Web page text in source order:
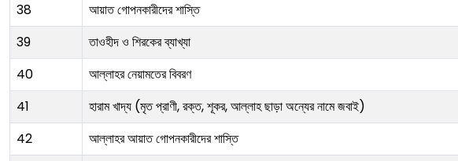
38
আয়াত গোপনকারীদের শাস্তি
39
তাওহীদ ও শিরকের ব্যাখ্যা
40
আল্লাহর নেয়ামতের বিবরণ
41
হারাম খাদ্য (মৃত প্রাণী, রক্ত, শূকর, আল্লাহ ছাড়া অন্যের নামে জবাই)
42
আল্লাহর আয়াত গোপনকারীদের শাস্তি